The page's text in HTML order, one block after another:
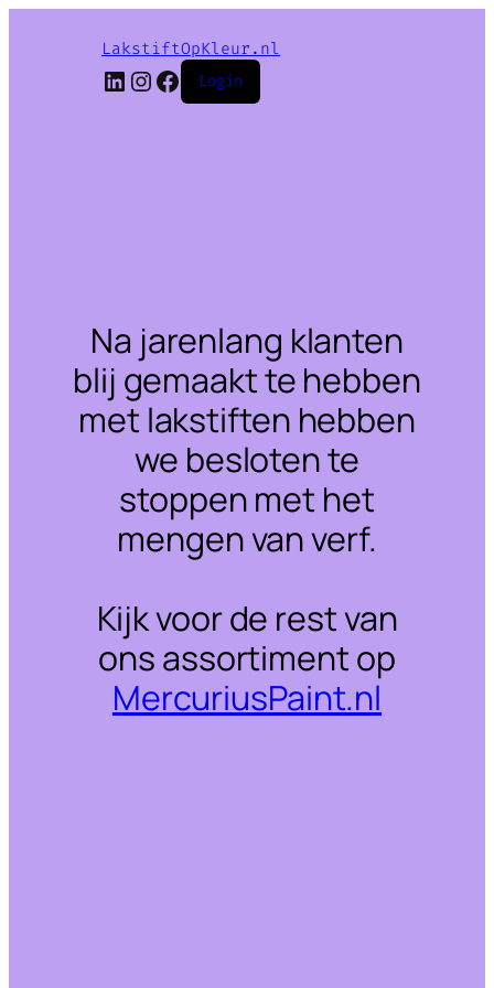
LakstiftOpKleur.nl
LinkedIn
Instagram
Facebook
Login
Na jarenlang klanten
blij gemaakt te hebben
met lakstiften hebben
we besloten te
stoppen met het
mengen van verf.
Kijk voor de rest van
ons assortiment op
MercuriusPaint.nl